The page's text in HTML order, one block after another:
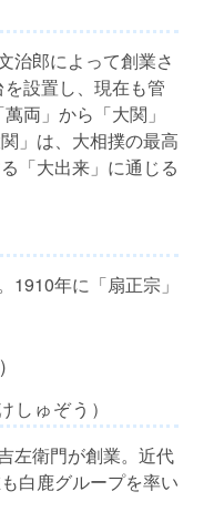
治郎によって創業さ
設置し、現在も管
両」から「大関」
」は、大相撲の最高
「大出来」に通じる
1910年に「扇正宗」
しゅぞう）
左衛門が創業。近代
白鹿グループを率い